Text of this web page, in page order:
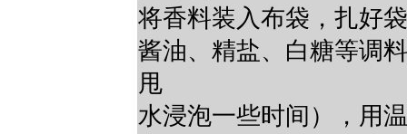
将香料装入布袋，扎好
酱油、精盐、白糖等调
甩
水浸泡一些时间），用